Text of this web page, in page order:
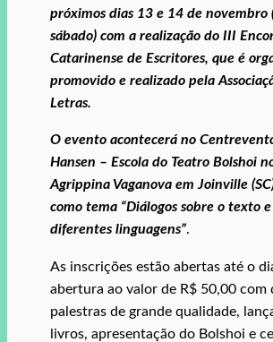
próximos dias 13 e 14 de novembro
sábado) com a realização do III
Catarinense de Escritores, que é
promovido e realizado pela
Letras.
O evento acontecerá no
Hansen – Escola do Teatro Bolshoi
Agrippina Vaganova em Joinville
como tema “Diálogos sobre o texto e
diferentes linguagens”.
As inscrições estão abertas até o
abertura ao valor de R$ 50,00 com
palestras de grande qualidade,
livros, apresentação do Bolshoi e